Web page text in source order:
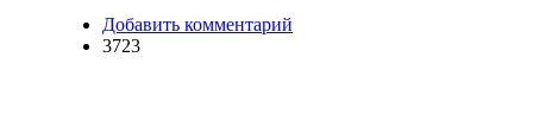
Добавить комментарий
3723